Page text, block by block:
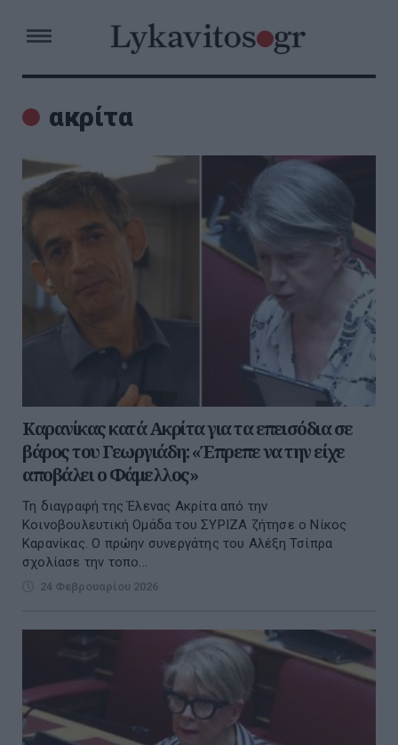
ακρίτα
Καρανίκας κατά Ακρίτα για τα επεισόδια σε
βάρος του Γεωργιάδη: «Έπρεπε να την είχε
αποβάλει ο Φάμελλος»
Τη διαγραφή της Έλενας Ακρίτα από την
Κοινοβουλευτική Ομάδα του ΣΥΡΙΖΑ ζήτησε ο Νίκος
Καρανίκας. Ο πρώην συνεργάτης του Αλέξη Τσίπρα
σχολίασε την τοπο...
24 Φεβρουαρίου 2026